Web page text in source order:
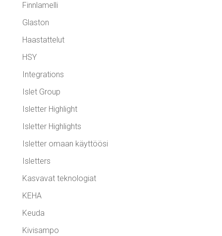
Finnlamelli
Glaston
Haastattelut
HSY
Integrations
Islet Group
Isletter Highlight
Isletter Highlights
Isletter omaan käyttöösi
Isletters
Kasvavat teknologiat
KEHA
Keuda
Kivisampo